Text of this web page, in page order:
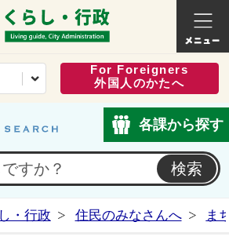
常総市公式ホームページ
くらし
For Foreigners
外国人のかたへ
各課から探す
・行政 住民のみなさんへ ま